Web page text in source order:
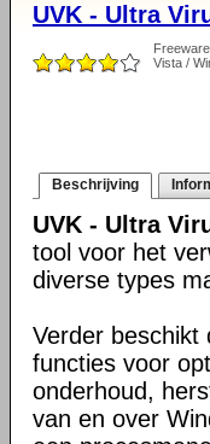
UVK - Ultra
Freeware
Vista /
Beschrijving
UVK - Ultra
tool voor het
diverse types
Verder beschikt
functies voor
onderhoud,
van en over